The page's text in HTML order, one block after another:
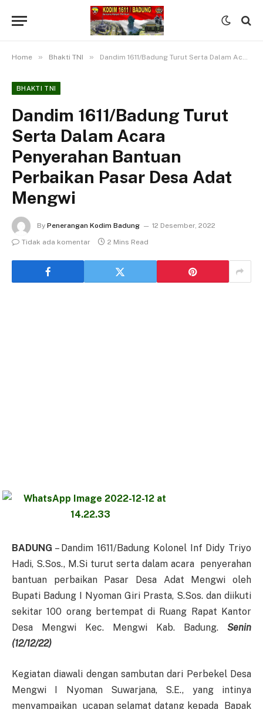
Home » Bhakti TNI » Dandim 1611/Badung Turut Serta Dalam Acara Penyerahan Bantuan Perbaikan Pasar Desa Adat Mengwi
BHAKTI TNI
Dandim 1611/Badung Turut
Serta Dalam Acara
Penyerahan Bantuan
Perbaikan Pasar Desa Adat
Mengwi
By Penerangan Kodim Badung
12 Desember, 2022
Tidak ada komentar
2 Mins Read
BADUNG – Dandim 1611/Badung Kolonel Inf Didy Triyo
Hadi, S.Sos., M.Si turut serta dalam acara penyerahan
bantuan perbaikan Pasar Desa Adat Mengwi oleh
Bupati Badung I Nyoman Giri Prasta, S.Sos. dan diikuti
sekitar 100 orang bertempat di Ruang Rapat Kantor
Desa Mengwi Kec. Mengwi Kab. Badung. Senin
(12/12/22)
Kegiatan diawali dengan sambutan dari Perbekel Desa
Mengwi I Nyoman Suwarjana, S.E., yang intinya
menyampaikan ucapan selamat datang kepada Bapak